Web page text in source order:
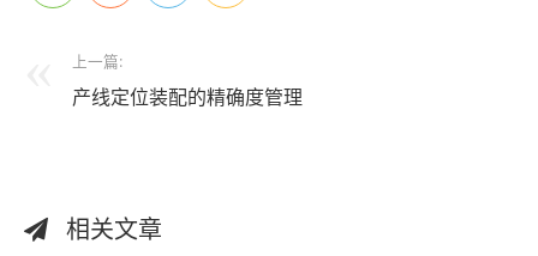
上一篇:
产线定位装配的精确度管理
相关文章